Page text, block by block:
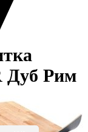
Дуб Рим